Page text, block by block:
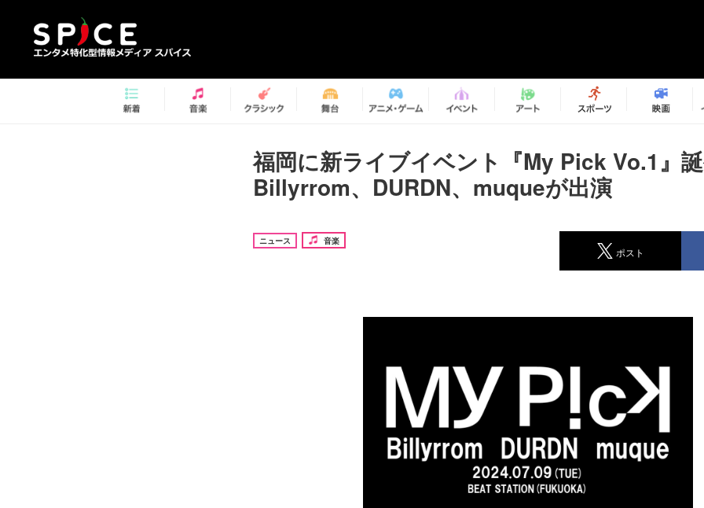
福岡に新ライブイベント『My Pick Vo.1』
Billyrrom、DURDN、muqueが出演
ニュース 音楽
ポスト